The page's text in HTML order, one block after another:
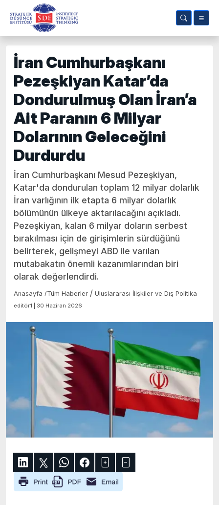
İran Cumhurbaşkanı
Pezeşkiyan Katar’da
Dondurulmuş Olan İran’a
Ait Paranın 6 Milyar
Dolarının Geleceğini
Durdurdu
İran Cumhurbaşkanı Mesud Pezeşkiyan,
Katar'da dondurulan toplam 12 milyar dolarlık
İran varlığının ilk etapta 6 milyar dolarlık
bölümünün ülkeye aktarılacağını açıkladı.
Pezeşkiyan, kalan 6 milyar doların serbest
bırakılması için de girişimlerin sürdüğünü
belirterek, gelişmeyi ABD ile varılan
mutabakatın önemli kazanımlarından biri
olarak değerlendirdi.
Anasayfa /Tüm Haberler / Uluslararası İlişkiler ve Dış Politika
editör1 | 30 Haziran 2026